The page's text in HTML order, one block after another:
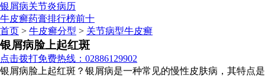
银屑病关节炎病历
牛皮癣药膏排行榜前十
首页 > 牛皮癣分型 > 关节病型牛皮癣
银屑病脸上起红斑
点击拨打免费热线：02886129902
银屑病脸上起红斑？银屑病是一种常见的慢性皮肤病，其特点是